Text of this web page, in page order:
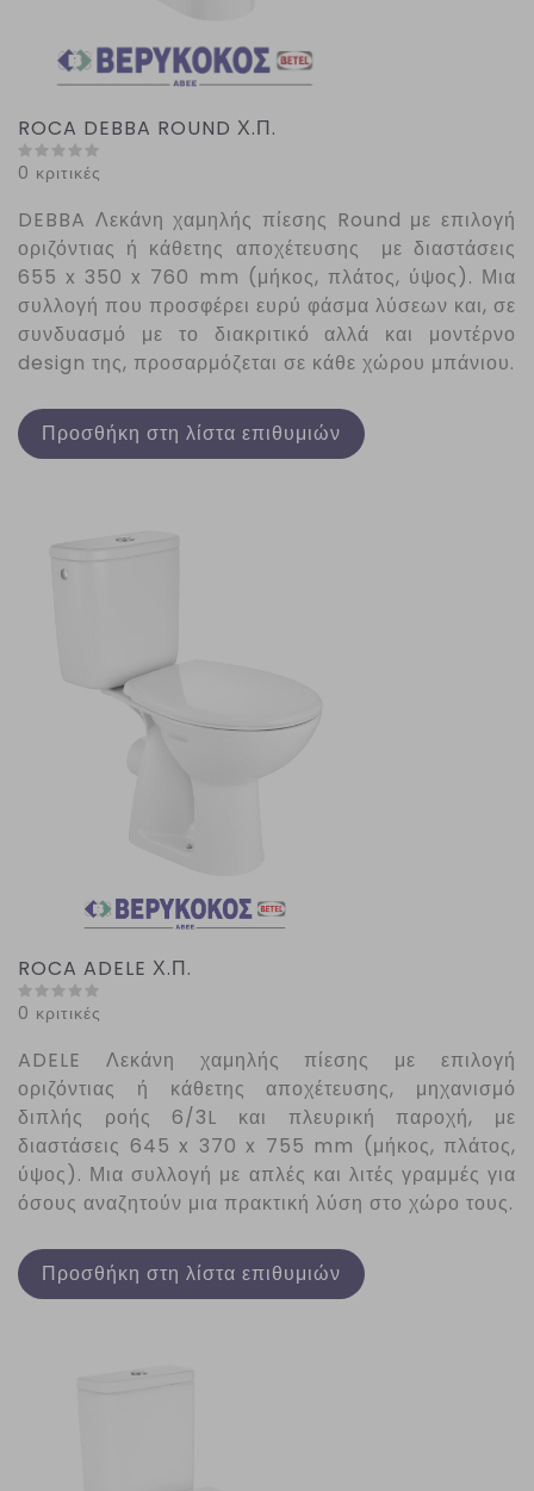
ROCA DEBBA ROUND Χ.Π.
0 κριτικές
DEBBA Λεκάνη χαμηλής πίεσης Round με επιλογή
οριζόντιας ή κάθετης αποχέτευσης με διαστάσεις
655 x 350 x 760 mm (μήκος, πλάτος, ύψος). Μια
συλλογή που προσφέρει ευρύ φάσμα λύσεων και, σε
συνδυασμό με το διακριτικό αλλά και μοντέρνο
design της, προσαρμόζεται σε κάθε χώρου μπάνιου.
Προσθήκη στη λίστα επιθυμιών
ROCA ADELE Χ.Π.
0 κριτικές
ADELE Λεκάνη χαμηλής πίεσης με επιλογή
οριζόντιας ή κάθετης αποχέτευσης, μηχανισμό
διπλής ροής 6/3L
και πλευρική παροχή, με
διαστάσεις 645 x 370 x 755 mm (μήκος, πλάτος,
ύψος). Μια συλλογή με απλές και λιτές γραμμές για
όσους αναζητούν μια πρακτική λύση στο χώρο τους.
Προσθήκη στη λίστα επιθυμιών